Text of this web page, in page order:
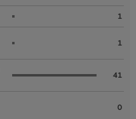
1
1
41
0